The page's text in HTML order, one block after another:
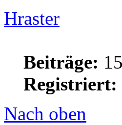
Hraster
Beiträge: 15
Registriert:
Nach oben